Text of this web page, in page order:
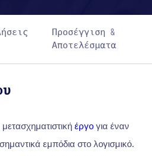
Προσέγγιση &
Αποτελέσματα
μετασχηματιστική έργο για έναν
εμπόδια στο λογισμικό.